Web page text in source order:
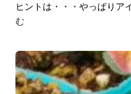
ヒントは・・・やっぱりア
む